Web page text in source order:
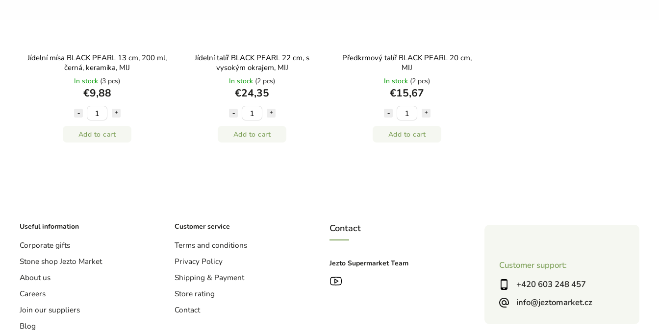
Jídelní mísa BLACK PEARL 13 cm, 200 ml,
černá, keramika, MIJ
In stock (3 pcs)
€9,88
Add to cart
Jídelní talíř BLACK PEARL 22 cm, s
vysokým okrajem, MIJ
In stock (2 pcs)
€24,35
Add to cart
Předkrmový talíř BLACK PEARL 20 cm,
MIJ
In stock (2 pcs)
€15,67
Add to cart
Customer support:
+420 603 248 457
info@jeztomarket.cz
Useful information
Corporate gifts
Stone shop Jezto Market
About us
Careers
Join our suppliers
Blog
Customer service
Terms and conditions
Privacy Policy
Shipping & Payment
Store rating
Contact
Contact
Jezto Supermarket Team